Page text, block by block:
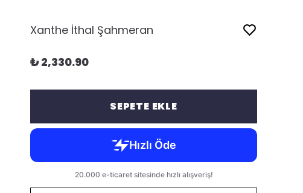
Xanthe İthal Şahmeran
₺ 2,330.90
SEPETE EKLE